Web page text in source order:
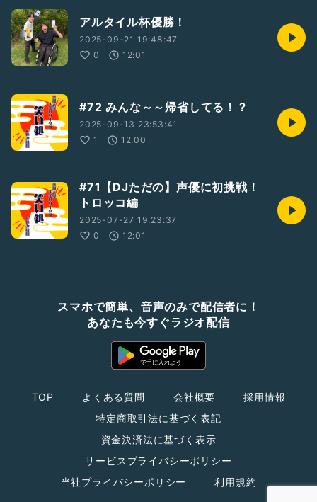
アルタイル杯優勝！
2025-09-21 19:48:47
0
12:01
#72 みんな～～帰省してる！？
2025-09-13 23:53:41
1
12:00
#71【DJただの】声優に初挑戦！
トロッコ編
2025-07-27 19:23:37
0
12:01
スマホで簡単、音声のみで配信者に！
あなたも今すぐラジオ配信
TOP よくある質問 会社概要
採用情報
特定商取引法に基づく表記
資金決済法に基づく表示
サービスプライバシーポリシー
当社プライバシーポリシー
利用規約